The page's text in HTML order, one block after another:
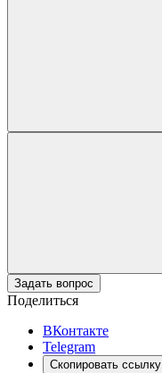
Задать вопрос
Поделиться
ВКонтакте
Telegram
Скопировать ссылку